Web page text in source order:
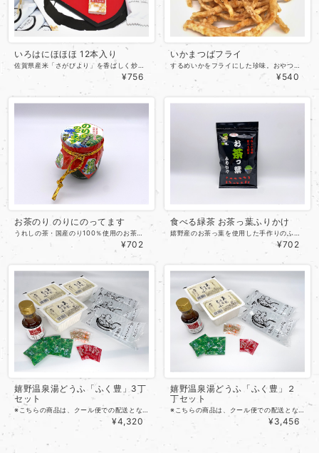
いろはにほほほ 12本入り
¥756
いかまつばフライ
¥540
お茶のり のりにのってます
¥702
食べる緑茶 お茶っ葉ふりかけ
¥702
嬉野温泉湯どうふ「ふく豊」3丁
セット
※こちらの商品は、クール便での配送となります。 他の商品とは別途配送となるため、送料を含めた代金となっております。ご了承ください。 嬉野名物の温泉水を使ったとろける豆腐はいかがですか？ 嬉野名物「温泉湯どうふ」は、普通の湯豆腐とは違い、なんとコトコトと煮ているうちに豆腐が溶け出し白濁していきます。スープは白くてまろやか。豆腐は、ふんわり。とろり。とけた豆腐は、まろやかな味わいと食感を楽しませてくれます。この独特の味わいは、嬉野温泉の温泉水にあります。嬉野の温泉水に含まれる絶妙なアルカリ成分によって豆腐のタンパク質が分解され、豆乳に戻るため「とろける」のです。 美味しい物には「ふく」がある。ふくが貴方を「豊」にする。そんな想いを込めて作り上げたところから、「ふく豊」と命名致しました。本物の、うれしの温泉湯どうふ「ふく豊」を、どうぞご賞味ください。 お得な3丁入り(4～6人前) 内容 嬉野温泉豆腐 3丁 調理水 480ml×3 特製ごまだれ 160ml オリジナル薬味 1セット
¥4,320
嬉野温泉湯どうふ「ふく豊」２
丁セット
※こちらの商品は、クール便での配送となります。 他の商品とは別途配送となるため、送料を含めた代金となっております。ご了承ください。 嬉野名物の温泉水を使ったとろける豆腐はいかがですか？ 嬉野名物「温泉湯どうふ」は、普通の湯豆腐とは違い、なんとコトコトと煮ているうちに豆腐が溶け出し白濁していきます。スープは白くてまろやか。豆腐は、ふんわり。とろり。とけた豆腐は、まろやかな味わいと食感を楽しませてくれます。この独特の味わいは、嬉野温泉の温泉水にあります。嬉野の温泉水に含まれる絶妙なアルカリ成分によって豆腐のタンパク質が分解され、豆乳に戻るため「とろける」のです。 美味しい物には「ふく」がある。ふくが貴方を「豊」にする。そんな想いを込めて作り上げたところから、「ふく豊」と命名致しました。本物の、うれしの温泉湯どうふ「ふく豊」を、どうぞご賞味ください。 お得な2丁入り(3～4人前) 内容 嬉野温泉豆腐 2丁 調理水 480ml×2 特製ごまだれ 160ml オリジナル薬味 1セット
¥3,456